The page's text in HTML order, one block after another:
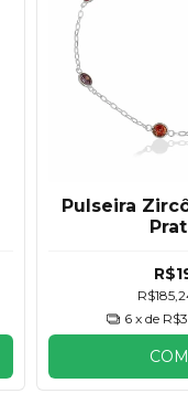
Pulseira
6 x de